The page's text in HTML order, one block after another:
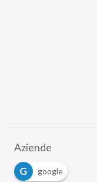
Aziende
G
google